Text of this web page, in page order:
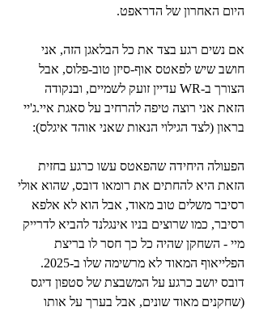
היום האחרון של הדראפט.
אם נשים רגע בצד את כל הבלאגן הזה, אני
חושב שיש לפאטס אוף-סיזן טוב-פלוס, אבל
הצורך ב-WR עדיין זועק לשמיים, ובנקודה
הזאת אני רוצה טיפה להרחיב על סאגת איי.ג'יי
בראון (לצד הגילוי הנאות שאני אוהד איגלס):
הפעולה היחידה שהפאטס עשו כרגע בחזית
הזאת היא להחתים את רומאו דובס, שהוא אולי
רסיבר משלים טוב מאוד, אבל הוא לא אלפא
רסיבר, כמו שרוצים בניו אינגלנד להביא לדרייק
מיי - השחקן שהיה כל כך חסר לו בריצת
הפלייאוף המאוד לא מרשימה שלו ב-2025.
דובס יושב כרגע על המשבצת של סטפון דיגס
(שחקנים מאוד שונים, אבל בערך על אותו